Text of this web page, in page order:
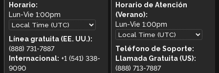
Horario:
Lun-Vie 1:00pm
Línea gratuita (EE. UU.):
(888) 731-7887
Internacional: +1 (541) 338-
9090
Horario de Atención
(Verano):
Lun-Vie1:00pm
Teléfono de Soporte:
Llamada Gratuita (US):
(888) 713-7887